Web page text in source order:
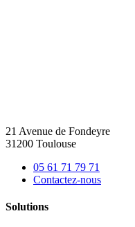
21 Avenue de Fondeyre
31200 Toulouse
05 61 71 79 71
Contactez-nous
Solutions